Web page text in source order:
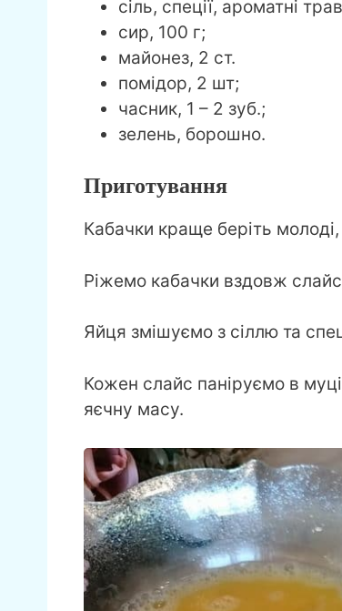
сіль, спеції, ароматні
сир, 100 г;
майонез, 2 ст.
помідор, 2 шт;
часник, 1 – 2 зуб.;
зелень, борошно.
Приготування
Кабачки краще беріть
Ріжемо кабачки вздовж
Яйця змішуємо з сіллю та
Кожен слайс паніруємо в
яєчну масу.